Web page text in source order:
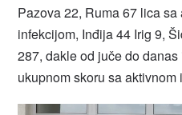
Pazova 22, Ruma 67 lica
infekcijom, Inđija 44 Irig 9,
287, dakle od juče do
ukupnom skoru sa aktivnom